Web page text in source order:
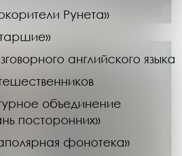
Рунета»
английского языка
объединение
посторонних»
фонотека»